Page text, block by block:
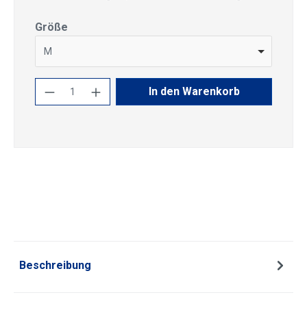
Größe
M
Produkt Anzahl: Gib den gewünschten
In den Warenkorb
Beschreibung